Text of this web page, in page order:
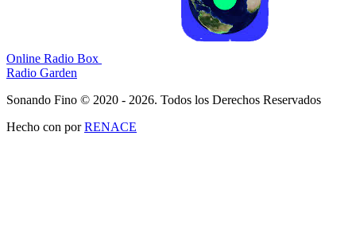
Online Radio Box
Radio Garden
Sonando Fino © 2020 - 2026. Todos los Derechos Reservados
Hecho con porRENACE